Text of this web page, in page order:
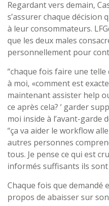
Regardant vers demain,
s’assurer chaque décision
à leur consommateurs.
que les deux males
personnellement pour
“chaque fois faire une
à moi, «comment est
maintenant assister help
ce après cela? ‘ garder
moi inside à l’avant-garde
“ça va aider le workflow
autres personnes
tous. Je pense ce qui est
informés suffisants ils
Chaque fois que demandé
propos de abaisser sur